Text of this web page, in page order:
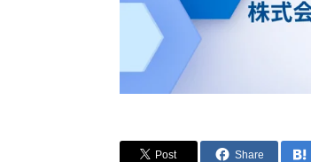
Post Share